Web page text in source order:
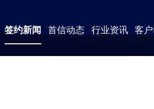
签约新闻 首信动态 行业资讯 客